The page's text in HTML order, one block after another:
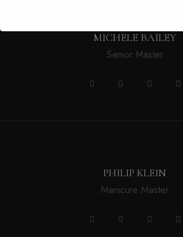
MICHELE BAILEY
Senior Master
PHILIP KLEIN
Manicure Master